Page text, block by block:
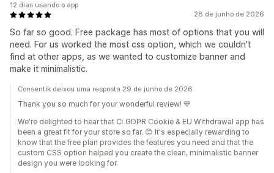
28 de junho de 2026
So far so good. Free package has most of options that you will
need. For us worked the most css option, which we couldn't
find at other apps, as we wanted to customize banner and
make it minimalistic.
12 dias usando o app
Consentik deixou uma resposta 29 de junho de 2026
Thank you so much for your wonderful review! 💙
We're delighted to hear that C: GDPR Cookie & EU Withdrawal app has
been a great fit for your store so far. 😊 It's especially rewarding to
know that the free plan provides the features you need and that the
custom CSS option helped you create the clean, minimalistic banner
design you were looking for.